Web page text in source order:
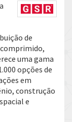
de
uma gama
opções de
em
construção
e